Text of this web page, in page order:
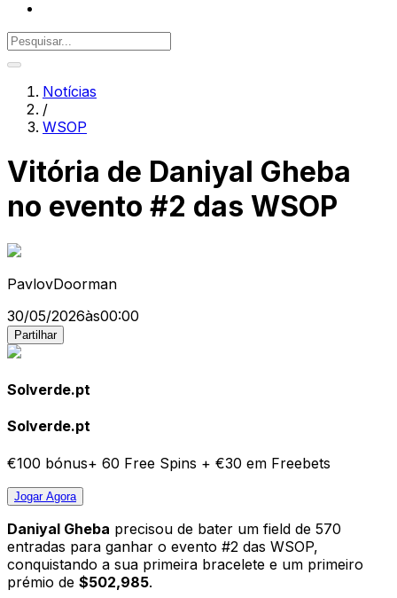
Notícias
/
WSOP
Vitória de Daniyal Gheba
no evento #2 das WSOP
PavlovDoorman
30/05/2026às00:00
Partilhar
Solverde.pt
Solverde.pt
€100 bónus+ 60 Free Spins + €30 em Freebets
Jogar Agora
Daniyal Gheba precisou de bater um field de 570
entradas para ganhar o evento #2 das WSOP,
conquistando a sua primeira bracelete e um primeiro
prémio de $502,985.